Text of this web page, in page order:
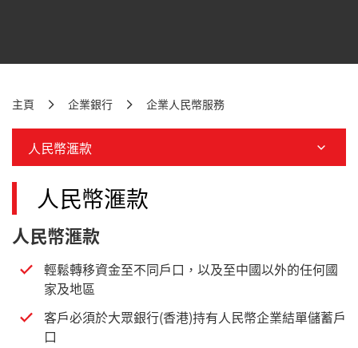
主頁 企業銀行 企業人民幣服務
人民幣滙款
人民幣滙款
人民幣滙款
輕鬆轉移資金至不同戶口，以及至中國以外的任何國
家及地區
客戶必須於大眾銀行(香港)持有人民幣企業結單儲蓄戶
口